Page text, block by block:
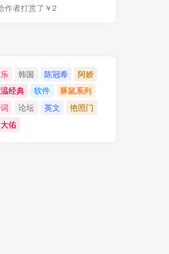
作者打赏了 ￥2
韩国 陈冠希
阿娇
经典 软件
豚鼠系列
论坛 英文
艳照门
佑